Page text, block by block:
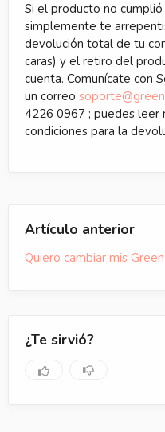
Si el producto no
simplemente te
devolución total de tu
caras) y el retiro del
cuenta. Comunícate con
un correo
4226 0967 ; puedes leer
condiciones para la
Artículo anterior
Quiero cambiar mis
¿Te sirvió?